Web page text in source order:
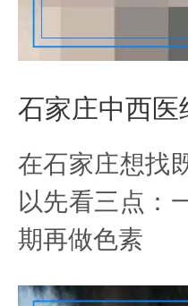
石家庄中西
在石家庄想找
以先看三点：
期再做色素